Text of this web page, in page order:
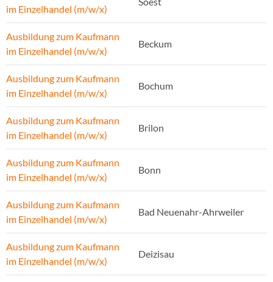
im Einzelhandel (m/w/x)
Ausbildung zum Kaufmann
im Einzelhandel (m/w/x)
Beckum
Ausbildung zum Kaufmann
im Einzelhandel (m/w/x)
Bochum
Ausbildung zum Kaufmann
im Einzelhandel (m/w/x)
Brilon
Ausbildung zum Kaufmann
im Einzelhandel (m/w/x)
Bonn
Ausbildung zum Kaufmann
im Einzelhandel (m/w/x)
Bad Neuenahr-Ahrweiler
Ausbildung zum Kaufmann
im Einzelhandel (m/w/x)
Deizisau